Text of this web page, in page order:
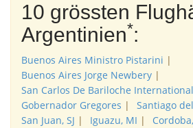
10 grössten
Argentinien*:
Buenos Aires Ministro Pistarini |
Buenos Aires Jorge Newbery |
San Carlos De Bariloche International
Gobernador Gregores | Santiago
San Juan, SJ | Iguazu, MI |